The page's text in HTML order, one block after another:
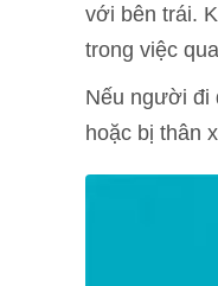
với bên trái.
trong việc
Nếu người đi
hoặc bị thân